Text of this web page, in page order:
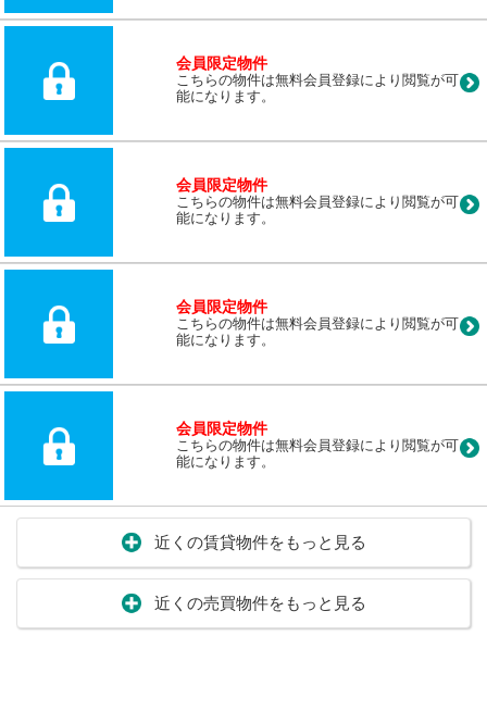
会員限定物件
こちらの物件は無料会員登録により閲覧が可
能になります。
会員限定物件
こちらの物件は無料会員登録により閲覧が可
能になります。
会員限定物件
こちらの物件は無料会員登録により閲覧が可
能になります。
会員限定物件
こちらの物件は無料会員登録により閲覧が可
能になります。
近くの賃貸物件をもっと見る
近くの売買物件をもっと見る